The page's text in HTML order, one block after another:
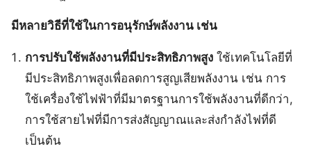
มีหลายวิธีที่ใช้ในการอนุรักษ์พลังงาน เช่น
การปรับใช้พลังงานที่มีประสิทธิภาพสูง ใช้เทคโนโลยีที่
มีประสิทธิภาพสูงเพื่อลดการสูญเสียพลังงาน เช่น การ
ใช้เครื่องใช้ไฟฟ้าที่มีมาตรฐานการใช้พลังงานที่ดีกว่า,
การใช้สายไฟที่มีการส่งสัญญาณและส่งกำลังไฟที่ดี
เป็นต้น